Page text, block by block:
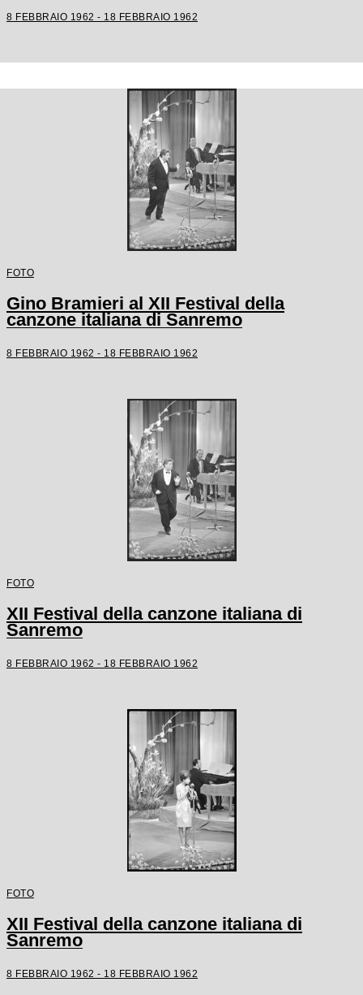
8 FEBBRAIO 1962 - 18 FEBBRAIO 1962
FOTO
Gino Bramieri al XII Festival della
canzone italiana di Sanremo
8 FEBBRAIO 1962 - 18 FEBBRAIO 1962
FOTO
XII Festival della canzone italiana di
Sanremo
8 FEBBRAIO 1962 - 18 FEBBRAIO 1962
FOTO
XII Festival della canzone italiana di
Sanremo
8 FEBBRAIO 1962 - 18 FEBBRAIO 1962